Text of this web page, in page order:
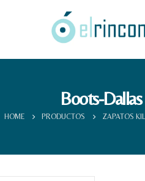
Boots-
HOME PRODUCTOS ZAPATOS